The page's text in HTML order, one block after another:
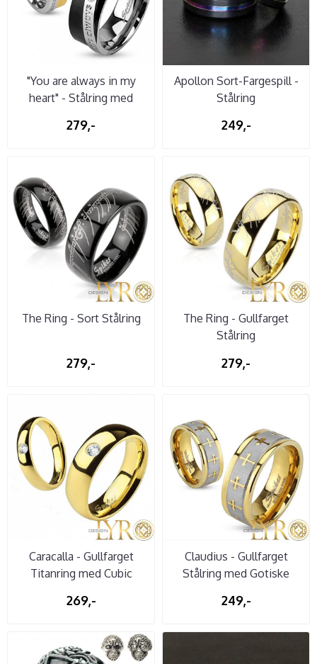
"You are always in my
heart" - Stålring med
279,-
Apollon Sort-Fargespill -
Stålring
249,-
The Ring - Sort Stålring
279,-
The Ring - Gullfarget
Stålring
279,-
Caracalla - Gullfarget
Titanring med Cubic
269,-
Claudius - Gullfarget
Stålring med Gotiske
249,-